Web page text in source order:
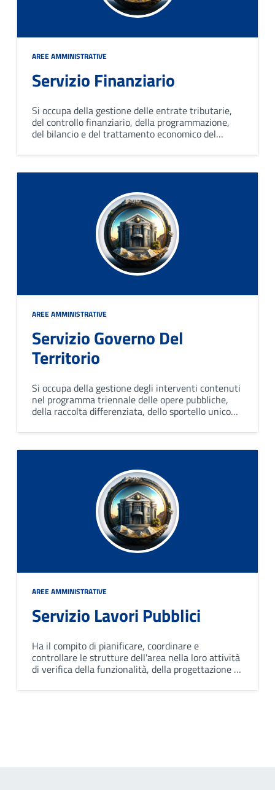
AREE AMMINISTRATIVE
Servizio Finanziario
Si occupa della gestione delle entrate tributarie,
del controllo finanziario, della programmazione,
del bilancio e del trattamento economico del
tesoriere.
AREE AMMINISTRATIVE
Servizio Governo Del
Territorio
Si occupa della gestione degli interventi contenuti
nel programma triennale delle opere pubbliche,
della raccolta differenziata, dello sportello unico
servizi cimiteriali e usi civici.
AREE AMMINISTRATIVE
Servizio Lavori Pubblici
Ha il compito di pianificare, coordinare e
controllare le strutture dell'area nella loro attività
di verifica della funzionalità, della progettazione e
di leggi, regolamenti e indirizzi dati.